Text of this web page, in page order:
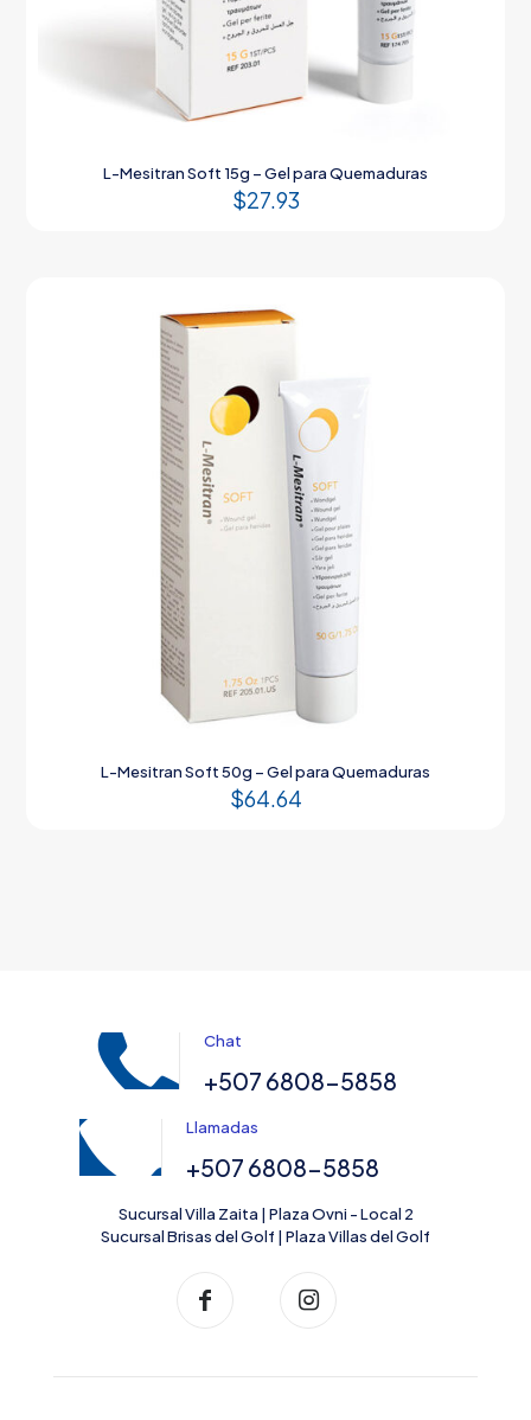
L-Mesitran Soft 15g – Gel para Quemaduras
$27.93
L-Mesitran Soft 50g – Gel para Quemaduras
$64.64
Chat
+507 6808-5858
Llamadas
+507 6808-5858
Sucursal Villa Zaita | Plaza Ovni - Local 2
Sucursal Brisas del Golf | Plaza Villas del Golf